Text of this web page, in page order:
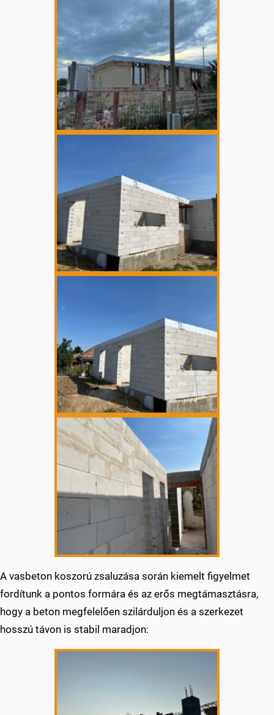
A vasbeton koszorú zsaluzása során kiemelt figyelmet
fordítunk a pontos formára és az erős megtámasztásra,
hogy a beton megfelelően szilárduljon és a szerkezet
hosszú távon is stabil maradjon: